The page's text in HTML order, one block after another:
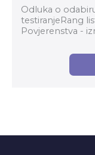
Odluka o
testiranjeRang
Povjerenstva -
kandidata Na...